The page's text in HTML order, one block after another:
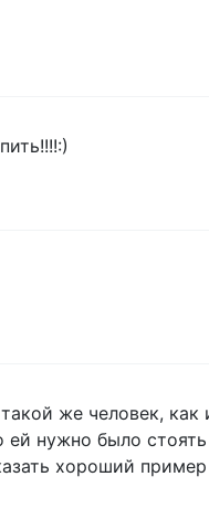
же человек, как
ей нужно было
хороший